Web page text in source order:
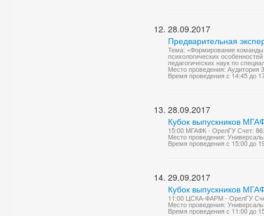
28.09.2017
Предварительная
Тема: «Формирование команды
психологических
педагогических наук по
Место проведения: Аудитория
Время проведения с 14:45 до
28.09.2017
Кубок выпускников
15:00 МГАФК - ОрелГУ Счет:
Место проведения:
Время проведения с 15:00 до
29.09.2017
Кубок выпускников
11:00 ЦСКА-ФАРМ - ОрелГУ
Место проведения:
Время проведения с 11:00 до